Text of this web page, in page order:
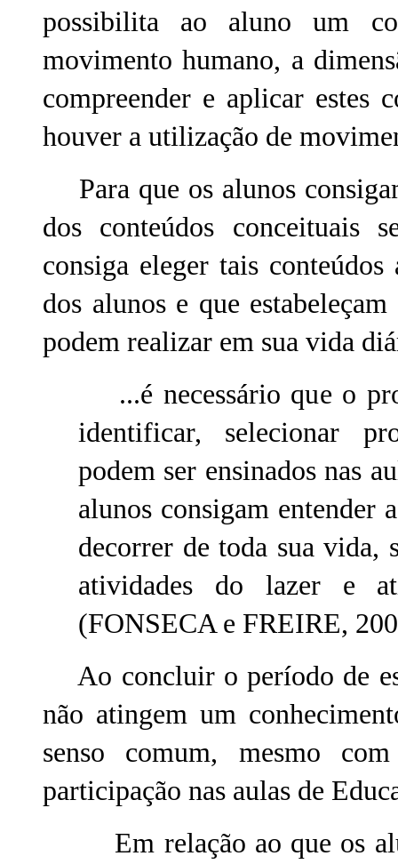
possibilita ao aluno um
movimento humano, a
compreender e aplicar estes
houver a utilização de
Para que os alunos
dos conteúdos conceituais
consiga eleger tais conteúdos
dos alunos e que
podem realizar em sua vida
...é necessário que o
identificar, selecionar
podem ser ensinados nas
alunos consigam entender
decorrer de toda sua vida,
atividades do lazer e
(FONSECA e FREIRE,
Ao concluir o período de
não atingem um
senso comum, mesmo
participação nas aulas de
Em relação ao que os